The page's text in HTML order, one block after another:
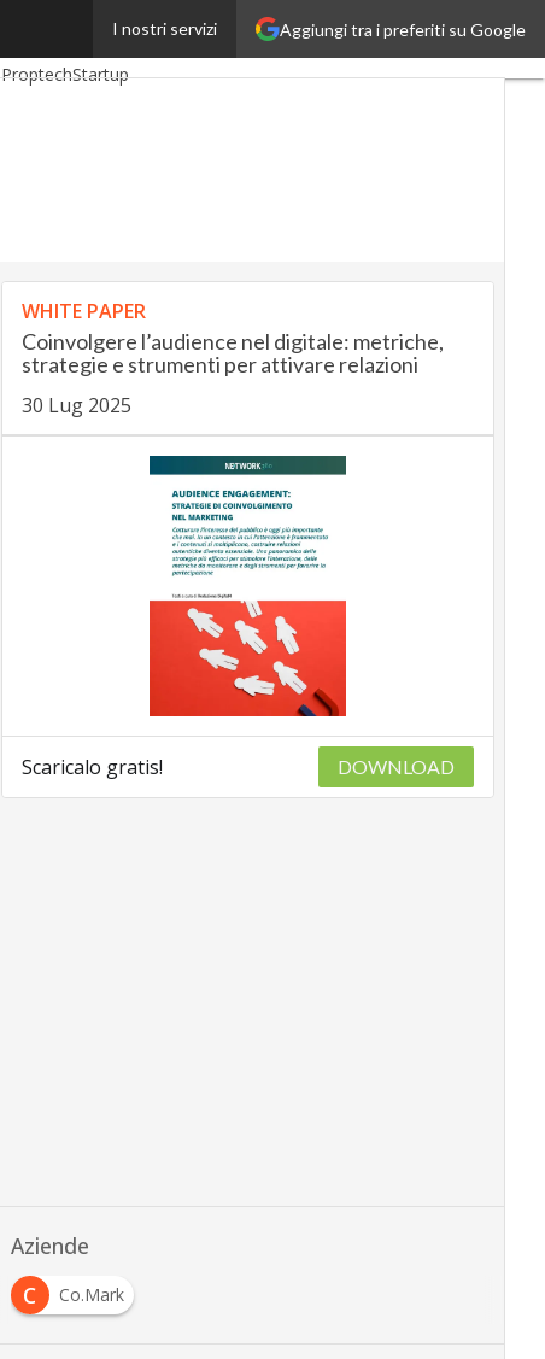
Aggiungi tra i preferiti su Google
I nostri servizi
InsuranceUp
ProptechStartup
WHITE PAPER
Coinvolgere l’audience nel digitale: metriche,
strategie e strumenti per attivare relazioni
30 Lug 2025
Scaricalo gratis! DOWNLOAD
Aziende
C
Co.Mark